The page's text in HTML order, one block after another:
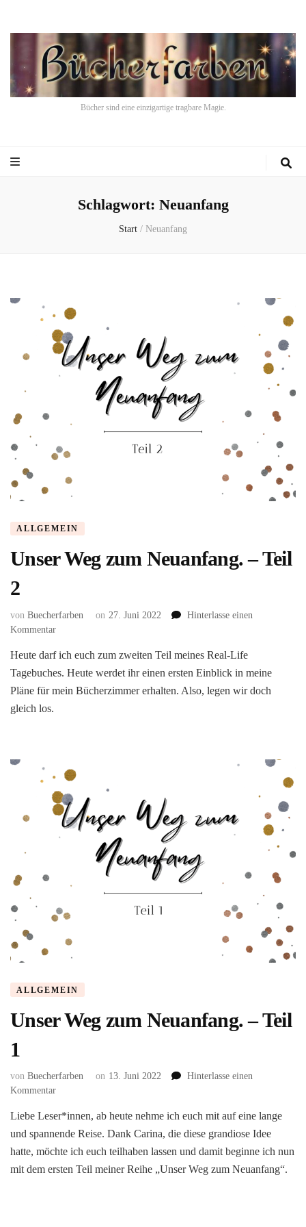
Bücher sind eine einzigartige tragbare Magie.
Schlagwort: Neuanfang
Start / Neuanfang
ALLGEMEIN
Unser Weg zum Neuanfang. – Teil
2
von Buecherfarben on 27. Juni 2022
Hinterlasse einen
Kommentarzu
Weg
zum
Neuanfang.
Heute darf ich euch zum zweiten Teil meines Real-Life
Tagebuches. Heute werdet ihr einen ersten Einblick in meine
Pläne für mein Bücherzimmer erhalten. Also, legen wir doch
gleich los.
ALLGEMEIN
Unser Weg zum Neuanfang. – Teil
1
von Buecherfarben on 13. Juni 2022
Hinterlasse einen
Kommentarzu
Weg
zum
Neuanfang.
Teil
Liebe Leser*innen, ab heute nehme ich euch mit auf eine lange
und spannende Reise. Dank Carina, die diese grandiose Idee
hatte, möchte ich euch teilhaben lassen und damit beginne ich nun
mit dem ersten Teil meiner Reihe „Unser Weg zum Neuanfang“.